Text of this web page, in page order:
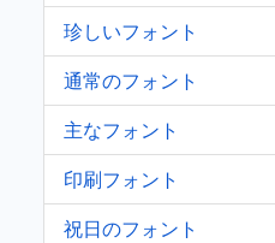
珍しいフォント
通常のフォント
主なフォント
印刷フォント
祝日のフォント